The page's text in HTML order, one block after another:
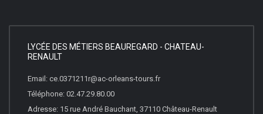
LYCÉE DES MÉTIERS BEAUREGARD - CHATEAU-
RENAULT
Email: ce.0371211r@ac-orleans-tours.fr
Téléphone: 02.47.29.80.00
Adresse: 15 rue André Bauchant, 37110 Château-Renault